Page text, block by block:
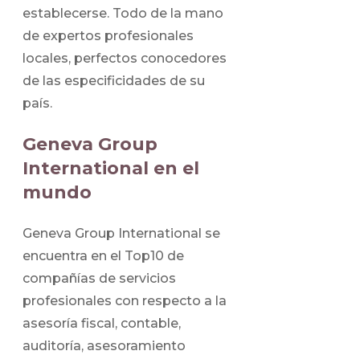
establecerse. Todo de la mano
de expertos profesionales
locales, perfectos conocedores
de las especificidades de su
país.
Geneva Group
International en el
mundo
Geneva Group International se
encuentra en el Top10 de
compañías de servicios
profesionales con respecto a la
asesoría fiscal, contable,
auditoría, asesoramiento